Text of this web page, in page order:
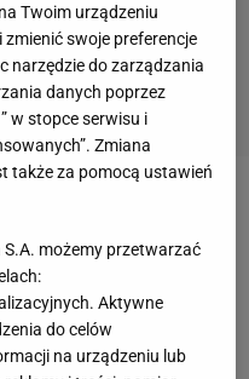
indywidualnej
iNico Rosbergnie
coraz głośniej,
Twoim urządzeniu
swoje preferencje
narzędzie do zarządzania
danych poprzez
w stopce serwisu i
Zmiana
także za pomocą ustawień
możemy przetwarzać
Aktywne
do celów
na urządzeniu lub